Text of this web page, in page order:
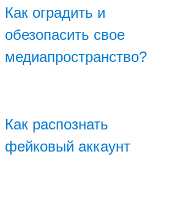
Как оградить и
обезопасить свое
медиапространство?
Как распознать
фейковый аккаунт